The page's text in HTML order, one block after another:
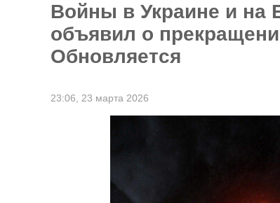
Войны в Украине и на
объявил о
Обновляется
23:06, 23 марта 2026